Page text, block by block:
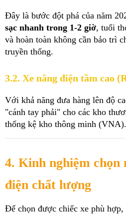
sạc nhanh trong 1-2 giờ, tuổi
và hoàn toàn không cần bảo trì
truyền thống.
3.2. Xe nâng điện tầm cao
Với khả năng đưa hàng lên độ
"cánh tay phải" cho các kho
thống kệ kho thông minh (VNA).
4. Kinh nghiệm chọn
điện chất lượng
Để chọn được chiếc xe phù